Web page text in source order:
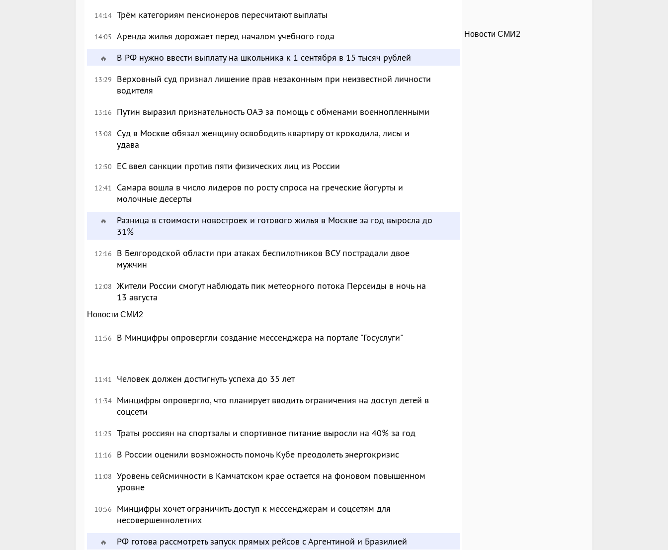
14:14 Трём категориям пенсионеров пересчитают выплаты
14:05 Аренда жилья дорожает перед началом учебного года
🔥 В РФ нужно ввести выплату на школьника к 1 сентября в 15 тысяч рублей
13:29
Верховный суд признал лишение прав незаконным при неизвестной личности
водителя
13:16 Путин выразил признательность ОАЭ за помощь с обменами военнопленными
13:08
Суд в Москве обязал женщину освободить квартиру от крокодила, лисы и
удава
12:50 ЕС ввел санкции против пяти физических лиц из России
12:41
Самара вошла в число лидеров по росту спроса на греческие йогурты и
молочные десерты
🔥
Разница в стоимости новостроек и готового жилья в Москве за год выросла до
31%
12:16
В Белгородской области при атаках беспилотников ВСУ пострадали двое
мужчин
12:08 Жители России смогут наблюдать пик метеорного потока Персеиды в ночь на
13 августа
Новости СМИ2
11:56 В Минцифры опровергли создание мессенджера на портале "Госуслуги"
11:41 Человек должен достигнуть успеха до 35 лет
11:34 Минцифры опровергло, что планирует вводить ограничения на доступ детей в
соцсети
11:25 Траты россиян на спортзалы и спортивное питание выросли на 40% за год
11:16 В России оценили возможность помочь Кубе преодолеть энергокризис
11:08 Уровень сейсмичности в Камчатском крае остается на фоновом повышенном
уровне
10:56
Минцифры хочет ограничить доступ к мессенджерам и соцсетям для
несовершеннолетних
🔥 РФ готова рассмотреть запуск прямых рейсов с Аргентиной и Бразилией
Новости СМИ2